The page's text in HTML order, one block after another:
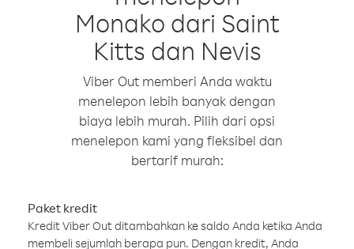
Monako dari Saint
Kitts dan Nevis
Viber Out memberi Anda waktu
menelepon lebih banyak dengan
biaya lebih murah. Pilih dari opsi
menelepon kami yang fleksibel dan
bertarif murah:
Paket kredit
Kredit Viber Out ditambahkan ke saldo Anda ketika Anda
membeli sejumlah berapa pun. Dengan kredit, Anda